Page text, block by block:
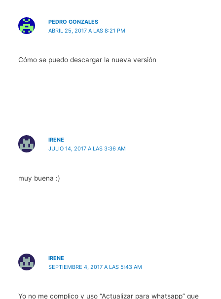
PEDRO GONZALES
ABRIL 25, 2017 A LAS 8:21 PM
Cómo se puedo descargar la nueva versión
IRENE
JULIO 14, 2017 A LAS 3:36 AM
muy buena :)
IRENE
SEPTIEMBRE 4, 2017 A LAS 5:43 AM
Yo no me complico y uso “Actualizar para whatsapp” que